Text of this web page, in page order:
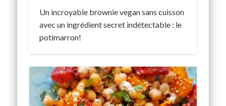
Un incroyable brownie vegan sans cuisson
avec un ingrédient secret indétectable : le
potimarron!